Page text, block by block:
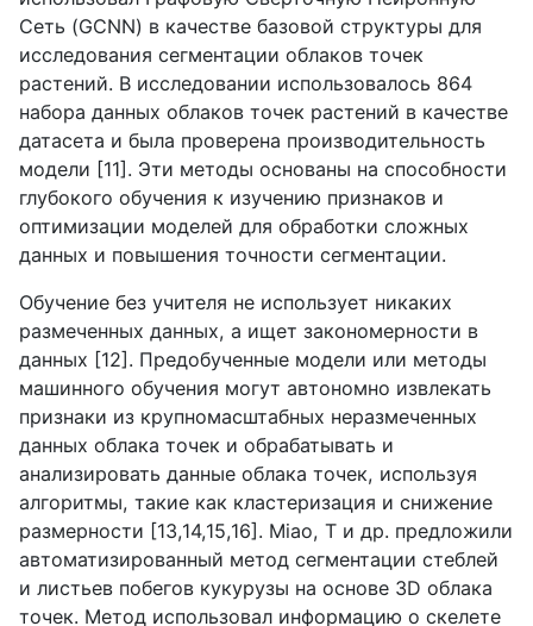
Сеть (GCNN) в качестве базовой структуры для
исследования сегментации облаков точек
растений. В исследовании использовалось 864
набора данных облаков точек растений в качестве
датасета и была проверена производительность
модели [11]. Эти методы основаны на способности
глубокого обучения к изучению признаков и
оптимизации моделей для обработки сложных
данных и повышения точности сегментации.
Обучение без учителя не использует никаких
размеченных данных, а ищет закономерности в
данных [12]. Предобученные модели или методы
машинного обучения могут автономно извлекать
признаки из крупномасштабных неразмеченных
данных облака точек и обрабатывать и
анализировать данные облака точек, используя
алгоритмы, такие как кластеризация и снижение
размерности [13,14,15,16]. Miao, T и др. предложили
автоматизированный метод сегментации стеблей
и листьев побегов кукурузы на основе 3D облака
точек. Метод использовал информацию о скелете